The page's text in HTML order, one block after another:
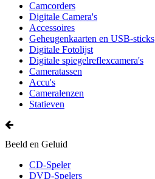
Camcorders
Digitale Camera's
Accessoires
Geheugenkaarten en USB-sticks
Digitale Fotolijst
Digitale spiegelreflexcamera's
Cameratassen
Accu's
Cameralenzen
Statieven
Beeld en Geluid
CD-Speler
DVD-Spelers